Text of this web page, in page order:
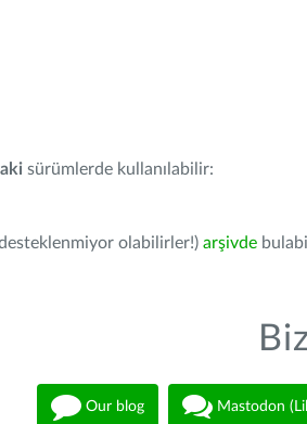
sürümlerde kullanılabilir:
olabilirler!) arşivde
Our blog Mastodon